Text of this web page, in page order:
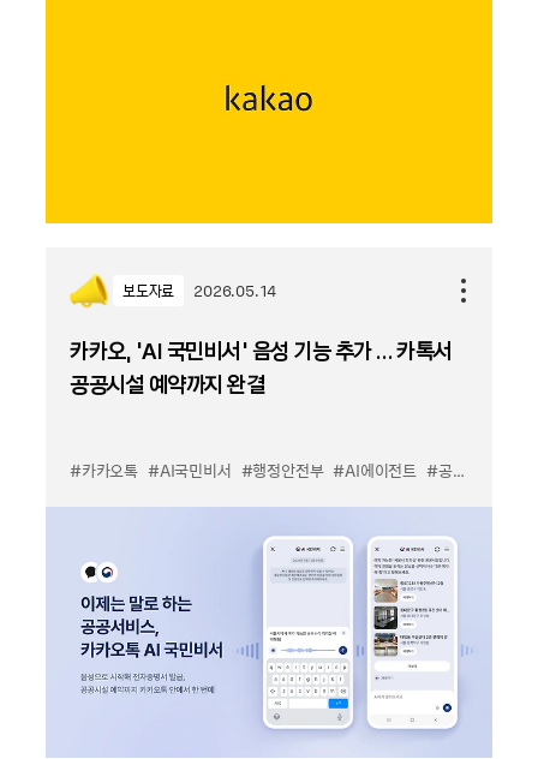
보도자료 2026.05.14
카카오, ‘AI 국민비서’ 음성 기능 추가 … 카톡서
공공시설 예약까지 완결
#카카오톡 #AI국민비서 #행정안전부 #AI에이전트 #공공서비스